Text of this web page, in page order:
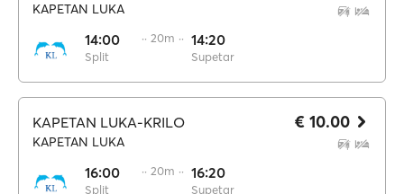
KAPETAN LUKA
14:00
Split
·· 20m ·· 14:20
Supetar
KAPETAN LUKA-KRILO
KAPETAN LUKA
16:00
Split
·· 20m ·· 16:20
Supetar
€ 10.00